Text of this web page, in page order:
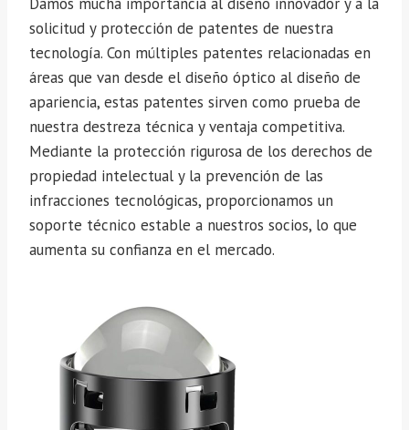
solicitud y protección de patentes de nuestra
tecnología. Con múltiples patentes relacionadas en
áreas que van desde el diseño óptico al diseño de
apariencia, estas patentes sirven como prueba de
nuestra destreza técnica y ventaja competitiva.
Mediante la protección rigurosa de los derechos de
propiedad intelectual y la prevención de las
infracciones tecnológicas, proporcionamos un
soporte técnico estable a nuestros socios, lo que
aumenta su confianza en el mercado.